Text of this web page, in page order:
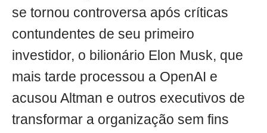
se tornou controversa após críticas
contundentes de seu primeiro
investidor, o bilionário Elon Musk, que
mais tarde processou a OpenAI e
acusou Altman e outros executivos de
transformar a organização sem fins